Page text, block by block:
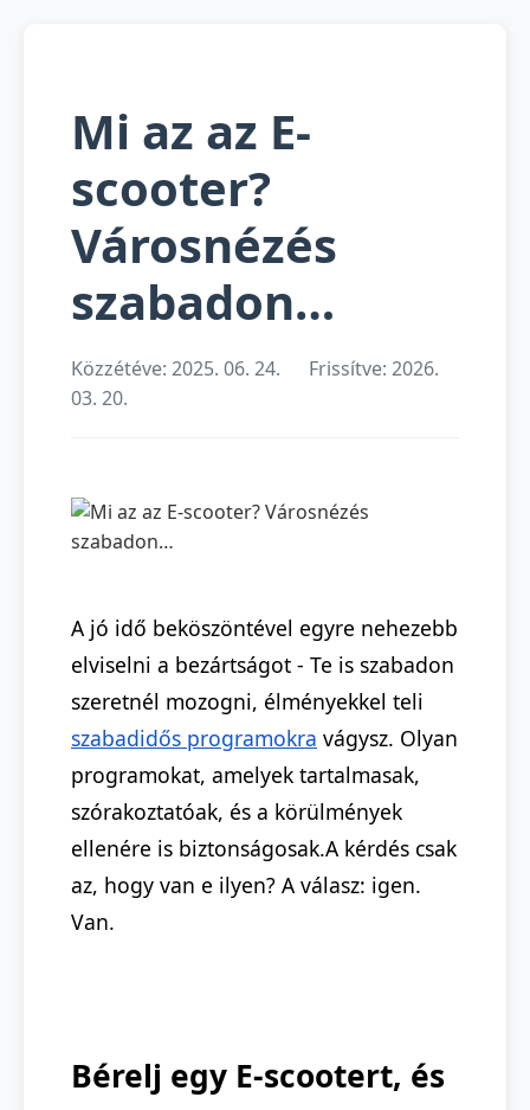
Mi az az E-
scooter?
Városnézés
szabadon…
Közzétéve: 2025. 06. 24.
Frissítve: 2026.
03. 20.
A jó idő beköszöntével egyre nehezebb
elviselni a bezártságot - Te is szabadon
szeretnél mozogni, élményekkel teli
szabadidős programokra vágysz. Olyan
programokat, amelyek tartalmasak,
szórakoztatóak, és a körülmények
ellenére is biztonságosak.A kérdés csak
az, hogy van e ilyen? A válasz: igen.
Van.
Bérelj egy E-scootert, és